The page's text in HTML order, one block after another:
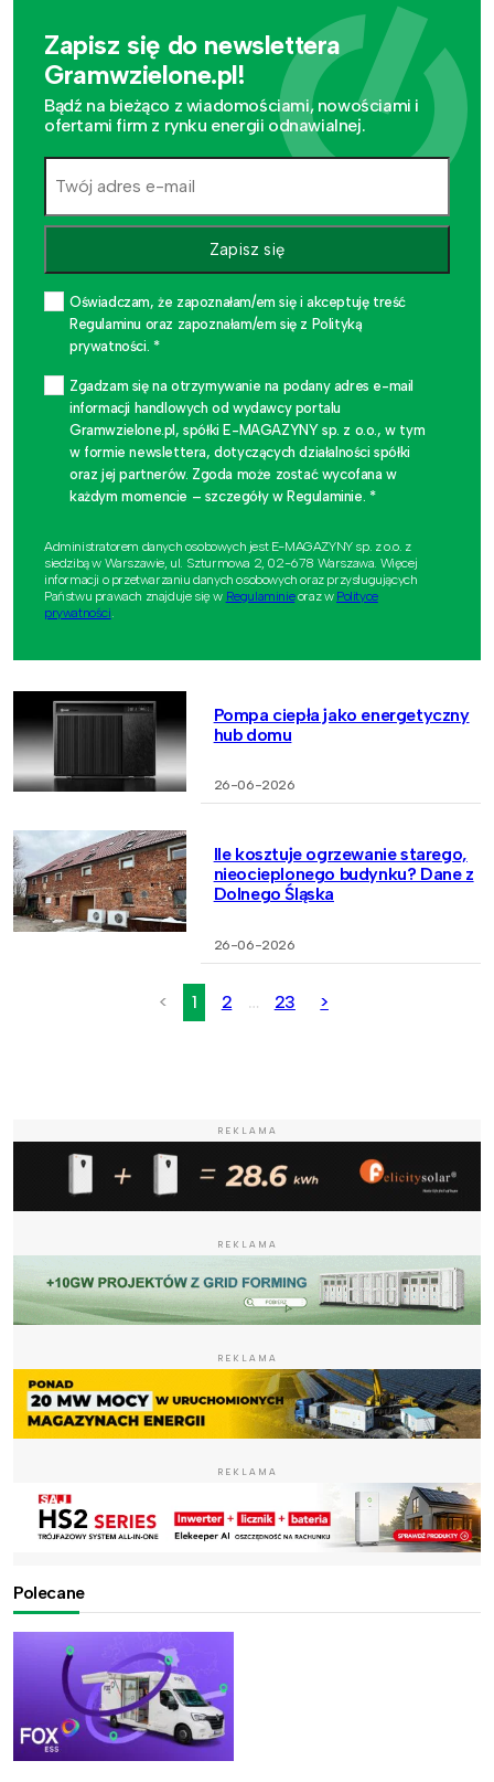
Zapisz się do newslettera
Gramwzielone.pl!
Bądź na bieżąco z wiadomościami, nowościami i
ofertami firm z rynku energii odnawialnej.
Zapisz się
Oświadczam, że zapoznałam/em się i akceptuję treść
Regulaminu oraz zapoznałam/em się z Polityką
prywatności. *
Zgadzam się na otrzymywanie na podany adres e-mail
informacji handlowych od wydawcy portalu
Gramwzielone.pl, spółki E-MAGAZYNY sp. z o.o., w tym
w formie newslettera, dotyczących działalności spółki
oraz jej partnerów. Zgoda może zostać wycofana w
każdym momencie – szczegóły w Regulaminie. *
Administratorem danych osobowych jest E-MAGAZYNY sp. z o.o. z
siedzibą w Warszawie, ul. Szturmowa 2, 02-678 Warszawa. Więcej
informacji o przetwarzaniu danych osobowych oraz przysługujących
Państwu prawach znajduje się w Regulaminieoraz w Polityce
prywatności.
Pompa ciepła jako energetyczny
hub domu
26-06-2026
Ile kosztuje ogrzewanie starego,
nieocieplonego budynku? Dane z
Dolnego Śląska
26-06-2026
< 1 2 … 23 >
REKLAMA
REKLAMA
REKLAMA
REKLAMA
Polecane